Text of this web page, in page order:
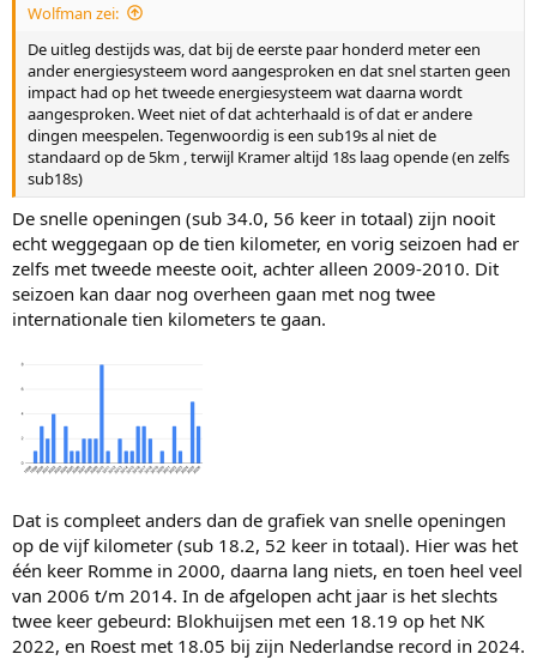
Wolfman zei:
De uitleg destijds was, dat bij de eerste paar honderd meter een
ander energiesysteem word aangesproken en dat snel starten geen
impact had op het tweede energiesysteem wat daarna wordt
aangesproken. Weet niet of dat achterhaald is of dat er andere
dingen meespelen. Tegenwoordig is een sub19s al niet de
standaard op de 5km , terwijl Kramer altijd 18s laag opende (en zelfs
sub18s)
De snelle openingen (sub 34.0, 56 keer in totaal) zijn nooit
echt weggegaan op de tien kilometer, en vorig seizoen had er
zelfs met tweede meeste ooit, achter alleen 2009-2010. Dit
seizoen kan daar nog overheen gaan met nog twee
internationale tien kilometers te gaan.
Dat is compleet anders dan de grafiek van snelle openingen
op de vijf kilometer (sub 18.2, 52 keer in totaal). Hier was het
één keer Romme in 2000, daarna lang niets, en toen heel veel
van 2006 t/m 2014. In de afgelopen acht jaar is het slechts
twee keer gebeurd: Blokhuijsen met een 18.19 op het NK
2022, en Roest met 18.05 bij zijn Nederlandse record in 2024.